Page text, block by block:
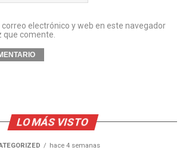
electrónico y web en este navegador
que comente.
LO MÁS VISTO
hace 4 semanas